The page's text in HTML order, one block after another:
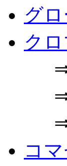
グ
ク
コ